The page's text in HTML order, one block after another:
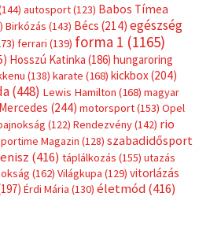
autosport(123) Babos Tímea
Birkózás (143) Bécs (214) egészség
ferrari (139) forma 1 (1165)
Hosszú Katinka (186) hungaroring
(138) karate (168) kickbox(204)
(448) Lewis Hamilton (168) magyar
Mercedes (244) motorsport(153) Opel
(122) Rendezvény(142) rio
Magazin (128) szabadidősport
(416) táplálkozás (155) utazás
(162) Világkupa (129) vitorlázás
Érdi Mária (130) életmód(416)